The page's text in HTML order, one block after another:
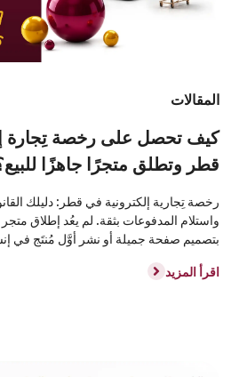
المقالات
كيف تحصل على رخصة تِجارة
قطر وتطلق متجرًا جاهزًا
رخصة تِجارية إلكترونية في قطر: دليلك
واستلام المدفوعات بثقة. لم يعُد إطلاق
بتصميم صفحة جميلة أو نشر أوَّل مُنتَج في
اقرأ المزيد